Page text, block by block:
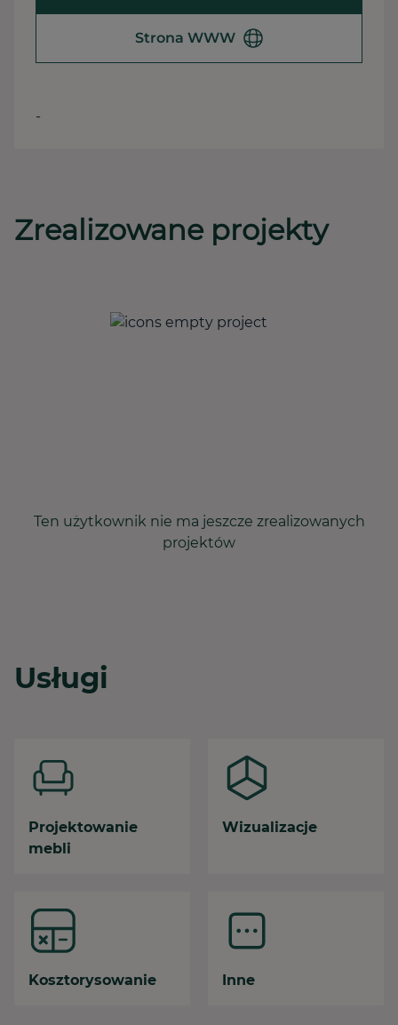
Strona WWW
-
Zrealizowane projekty
Ten użytkownik nie ma jeszcze zrealizowanych
projektów
Usługi
Projektowanie
mebli
Wizualizacje
Kosztorysowanie Inne